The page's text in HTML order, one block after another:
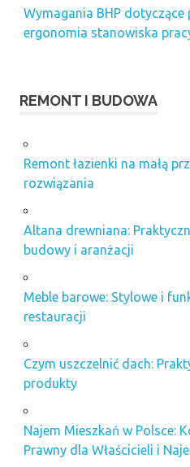
Wymagania BHP dotyczące
ergonomia stanowiska
REMONT I BUDOWA
Remont łazienki na małą
rozwiązania
Altana drewniana:
budowy i aranżacji
Meble barowe: Stylowe i
restauracji
Czym uszczelnić dach:
produkty
Najem Mieszkań w Polsce:
Prawny dla Właścicieli i